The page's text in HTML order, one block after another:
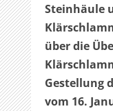
Steinhäule
über die
Gestellung
vom 16.